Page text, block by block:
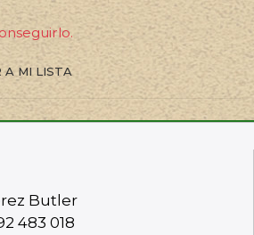
A MI LISTA
Butler
483 018